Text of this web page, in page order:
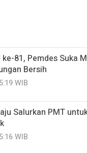
ke-81, Pemdes Suka
Bersih
WIB
Salurkan PMT
WIB